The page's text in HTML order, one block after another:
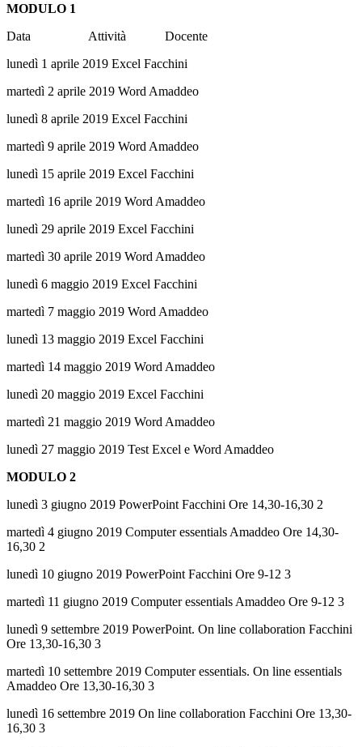
MODULO 1
Data Attività Docente
lunedì 1 aprile 2019 Excel Facchini
martedì 2 aprile 2019 Word Amaddeo
lunedì 8 aprile 2019 Excel Facchini
martedì 9 aprile 2019 Word Amaddeo
lunedì 15 aprile 2019 Excel Facchini
martedì 16 aprile 2019 Word Amaddeo
lunedì 29 aprile 2019 Excel Facchini
martedì 30 aprile 2019 Word Amaddeo
lunedì 6 maggio 2019 Excel Facchini
martedì 7 maggio 2019 Word Amaddeo
lunedì 13 maggio 2019 Excel Facchini
martedì 14 maggio 2019 Word Amaddeo
lunedì 20 maggio 2019 Excel Facchini
martedì 21 maggio 2019 Word Amaddeo
lunedì 27 maggio 2019 Test Excel e Word Amaddeo
MODULO 2
lunedì 3 giugno 2019 PowerPoint Facchini Ore 14,30-16,30 2
martedì 4 giugno 2019 Computer essentials Amaddeo Ore 14,30-
16,30 2
lunedì 10 giugno 2019 PowerPoint Facchini Ore 9-12 3
martedì 11 giugno 2019 Computer essentials Amaddeo Ore 9-12 3
lunedì 9 settembre 2019 PowerPoint. On line collaboration Facchini
Ore 13,30-16,30 3
martedì 10 settembre 2019 Computer essentials. On line essentials
Amaddeo Ore 13,30-16,30 3
lunedì 16 settembre 2019 On line collaboration Facchini Ore 13,30-
16,30 3